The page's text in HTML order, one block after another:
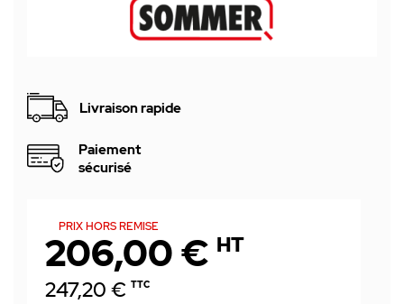
Livraison rapide
Paiement
sécurisé
PRIX HORS REMISE
206,00 € HT
247,20 € TTC